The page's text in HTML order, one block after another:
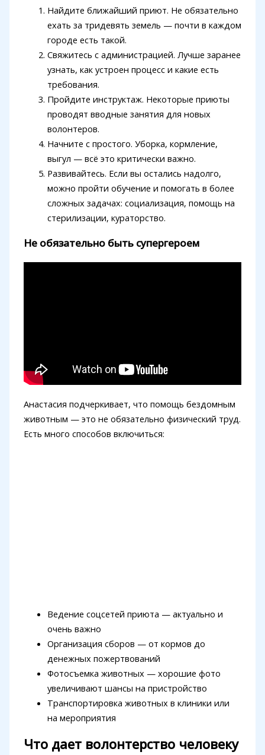
Найдите ближайший приют. Не обязательно
ехать за тридевять земель — почти в каждом
городе есть такой.
Свяжитесь с администрацией. Лучше заранее
узнать, как устроен процесс и какие есть
требования.
Пройдите инструктаж. Некоторые приюты
проводят вводные занятия для новых
волонтеров.
Начните с простого. Уборка, кормление,
выгул — всё это критически важно.
Развивайтесь. Если вы остались надолго,
можно пройти обучение и помогать в более
сложных задачах: социализация, помощь на
стерилизации, кураторство.
Не обязательно быть супергероем
Анастасия подчеркивает, что помощь бездомным
животным — это не обязательно физический труд.
Есть много способов включиться:
Ведение соцсетей приюта — актуально и
очень важно
Организация сборов — от кормов до
денежных пожертвований
Фотосъемка животных — хорошие фото
увеличивают шансы на пристройство
Транспортировка животных в клиники или
на мероприятия
Что дает волонтерство человеку